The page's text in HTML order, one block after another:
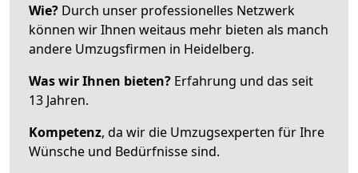
Wie? Durch unser professionelles Netzwerk
können wir Ihnen weitaus mehr bieten als manch
andere Umzugsfirmen in Heidelberg.
Was wir Ihnen bieten? Erfahrung und das seit
13 Jahren.
Kompetenz, da wir die Umzugsexperten für Ihre
Wünsche und Bedürfnisse sind.